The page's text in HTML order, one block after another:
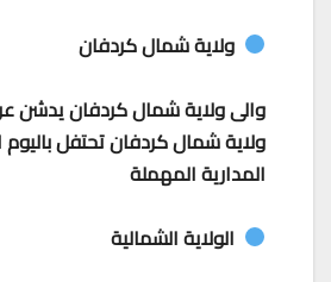
ولاية شمال كردفان
والى ولاية شمال كردفان يدشن
ولاية شمال كردفان تحتفل
المدارية المهملة
الولاية الشمالية